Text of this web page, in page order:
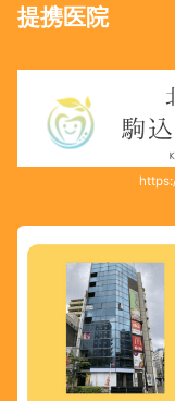
提携医院